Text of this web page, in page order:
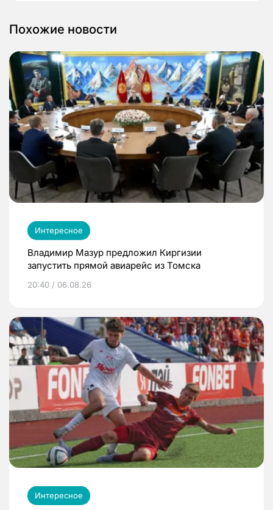
Похожие новости
Интересное
Владимир Мазур предложил Киргизии
запустить прямой авиарейс из Томска
20:40 / 06.08.26
Интересное